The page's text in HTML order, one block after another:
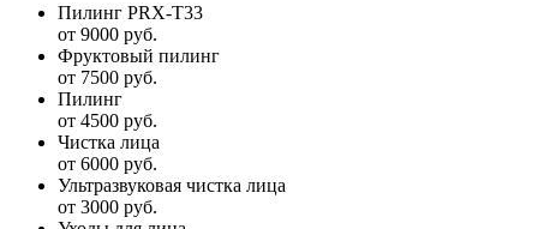
Пилинг PRX-T33
от 9000 руб.
Фруктовый пилинг
от 7500 руб.
Пилинг
от 4500 руб.
Чистка лица
от 6000 руб.
Ультразвуковая чистка лица
от 3000 руб.